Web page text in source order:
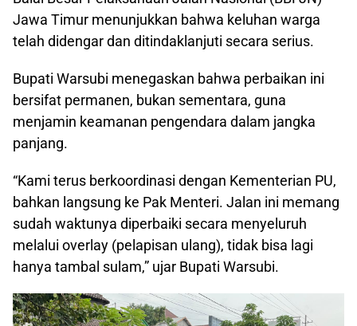
Jawa Timur menunjukkan bahwa keluhan warga
telah didengar dan ditindaklanjuti secara serius.
Bupati Warsubi menegaskan bahwa perbaikan ini
bersifat permanen, bukan sementara, guna
menjamin keamanan pengendara dalam jangka
panjang.
“Kami terus berkoordinasi dengan Kementerian PU,
bahkan langsung ke Pak Menteri. Jalan ini memang
sudah waktunya diperbaiki secara menyeluruh
melalui overlay (pelapisan ulang), tidak bisa lagi
hanya tambal sulam,” ujar Bupati Warsubi.